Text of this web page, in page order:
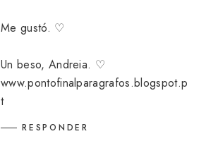
Me gustó. ♡
Un beso, Andreia. ♡
www.pontofinalparagrafos.blogspot.p
t
RESPONDER